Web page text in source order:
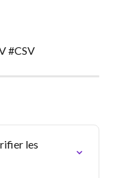
#CSV
les